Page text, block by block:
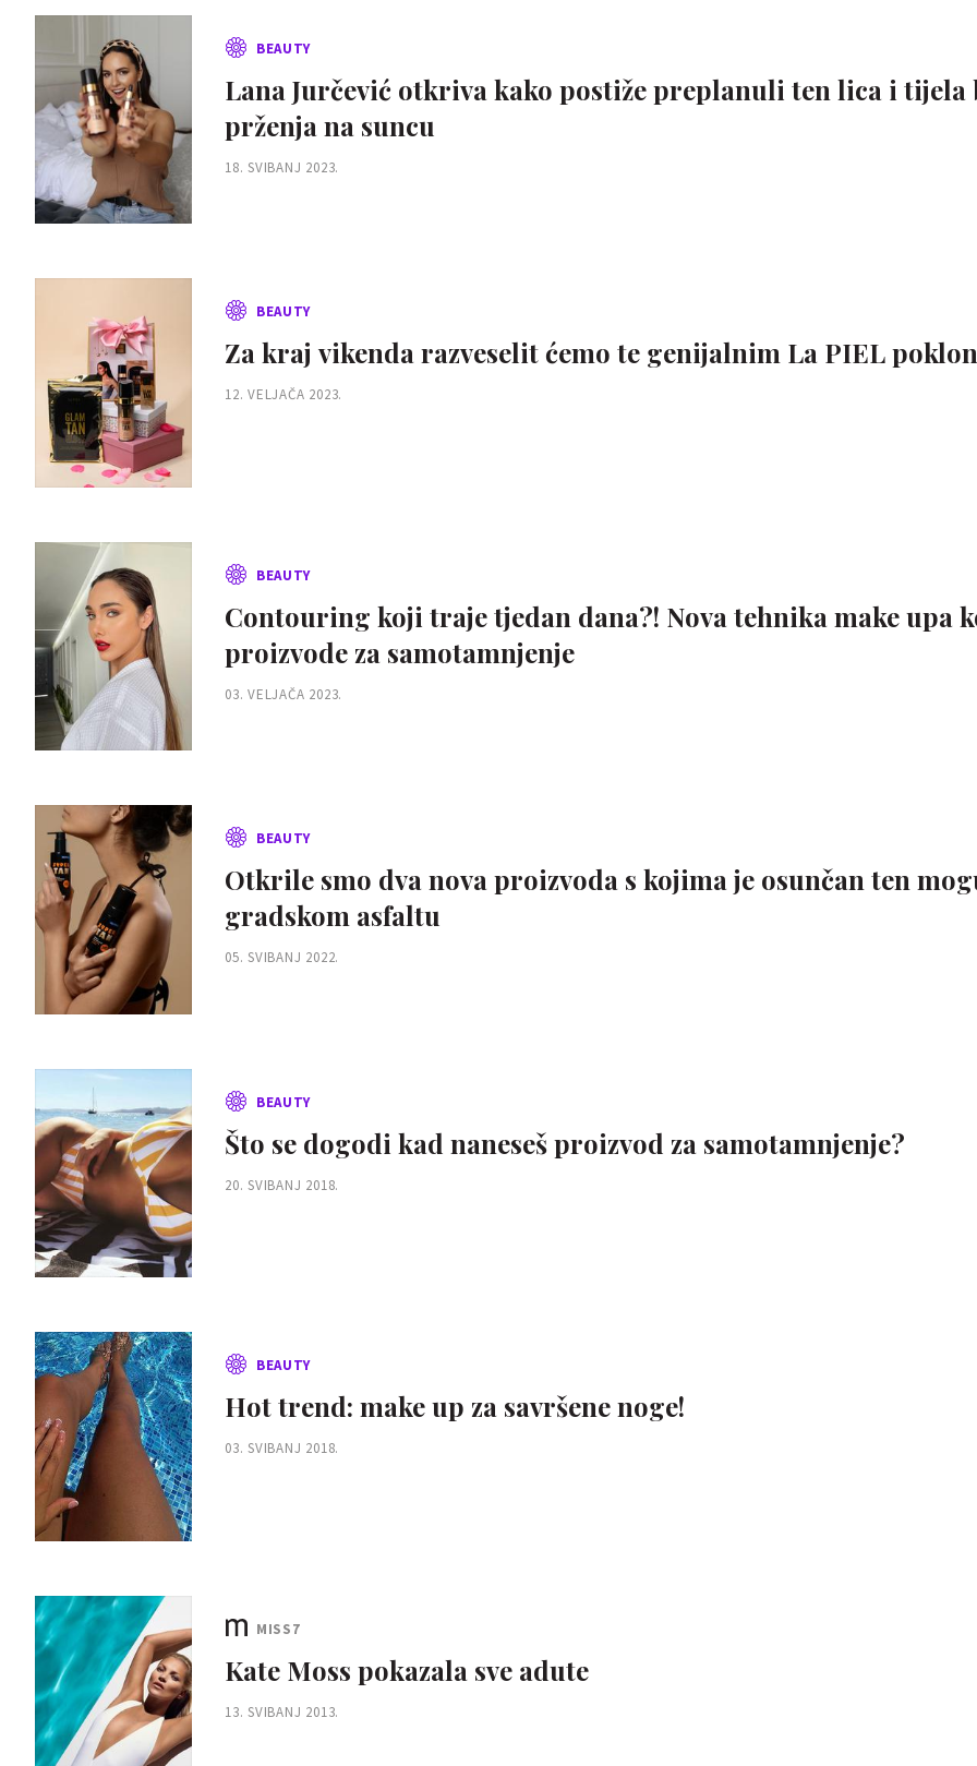
BEAUTY
Lana Jurčević otkriva kako postiže preplanuli ten lica i tijela
prženja na suncu
18. SVIBANJ 2023.
BEAUTY
Za kraj vikenda razveselit ćemo te genijalnim La PIEL
12. VELJAČA 2023.
BEAUTY
Contouring koji traje tjedan dana?! Nova tehnika make upa
proizvode za samotamnjenje
03. VELJAČA 2023.
BEAUTY
Otkrile smo dva nova proizvoda s kojima je osunčan ten
gradskom asfaltu
05. SVIBANJ 2022.
BEAUTY
Što se dogodi kad naneseš proizvod za samotamnjenje?
20. SVIBANJ 2018.
BEAUTY
Hot trend: make up za savršene noge!
03. SVIBANJ 2018.
MISS7
Kate Moss pokazala sve adute
13. SVIBANJ 2013.